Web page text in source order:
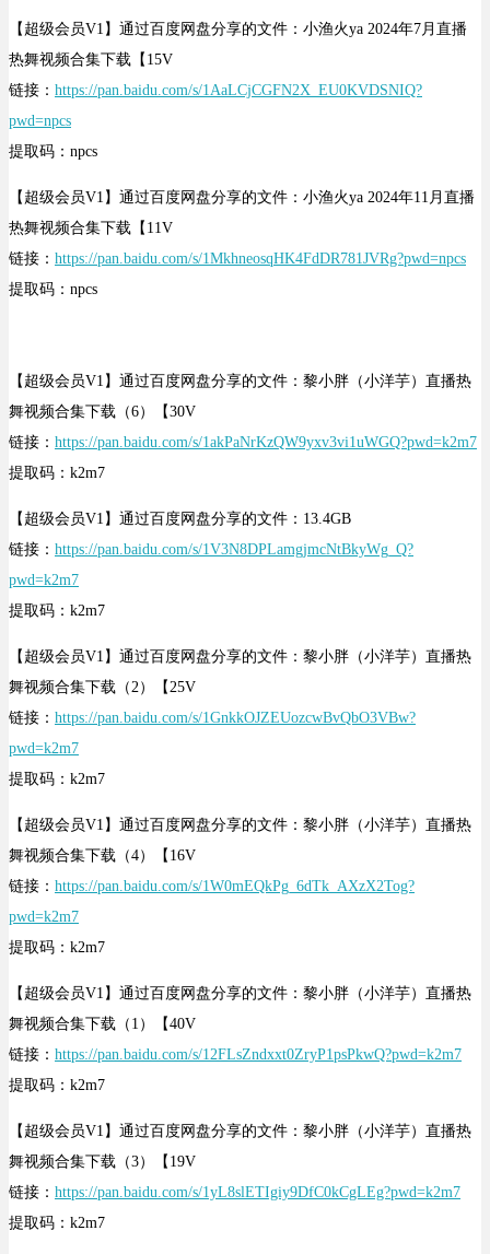
【超级会员V1】通过百度网盘分享的文件：小渔火ya 2024年7月直播
热舞视频合集下载【15V
链接： https://pan.baidu.com/s/1AaLCjCGFN2X_EU0KVDSNIQ?
pwd=npcs
提取码：npcs
【超级会员V1】通过百度网盘分享的文件：小渔火ya 2024年11月直播
热舞视频合集下载【11V
链接： https://pan.baidu.com/s/1MkhneosqHK4FdDR781JVRg?pwd=npcs
提取码：npcs
【超级会员V1】通过百度网盘分享的文件：黎小胖（小洋芋）直播热
舞视频合集下载（6）【30V
链接： https://pan.baidu.com/s/1akPaNrKzQW9yxv3vi1uWGQ?pwd=k2m7
提取码：k2m7
【超级会员V1】通过百度网盘分享的文件：13.4GB
链接： https://pan.baidu.com/s/1V3N8DPLamgjmcNtBkyWg_Q?
pwd=k2m7
提取码：k2m7
【超级会员V1】通过百度网盘分享的文件：黎小胖（小洋芋）直播热
舞视频合集下载（2）【25V
链接： https://pan.baidu.com/s/1GnkkOJZEUozcwBvQbO3VBw?
pwd=k2m7
提取码：k2m7
【超级会员V1】通过百度网盘分享的文件：黎小胖（小洋芋）直播热
舞视频合集下载（4）【16V
链接： https://pan.baidu.com/s/1W0mEQkPg_6dTk_AXzX2Tog?
pwd=k2m7
提取码：k2m7
【超级会员V1】通过百度网盘分享的文件：黎小胖（小洋芋）直播热
舞视频合集下载（1）【40V
链接： https://pan.baidu.com/s/12FLsZndxxt0ZryP1psPkwQ?pwd=k2m7
提取码：k2m7
【超级会员V1】通过百度网盘分享的文件：黎小胖（小洋芋）直播热
舞视频合集下载（3）【19V
链接： https://pan.baidu.com/s/1yL8slETIgiy9DfC0kCgLEg?pwd=k2m7
提取码：k2m7